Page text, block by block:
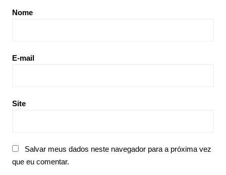
Nome
E-mail
Site
Salvar meus dados neste navegador para a próxima vez
que eu comentar.